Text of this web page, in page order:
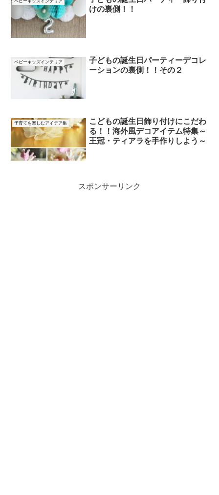
けの裏側！！
ベビーキッズインテリア
子どもの誕生日パーティーデコレ
ーションの裏側！！その２
子育てを楽しむアイデア集
こどもの誕生日飾り付けにこだわ
る！！海外風デコアイテム特集～
王冠・ティアラを手作りしよう～
スポンサーリンク